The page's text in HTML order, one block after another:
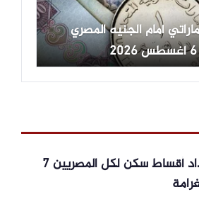
أمام الجنيه المصري
آخر فرصة لسداد أقساط سكن لكل المصريين 7